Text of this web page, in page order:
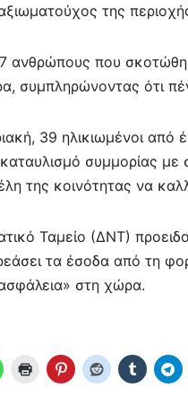
της
ανθρώπους που
συμπληρώνοντας ότι
39 ηλικιωμένοι από
συμμορίας με
της κοινότητας να
Ταμείο (ΔΝΤ)
τα έσοδα από τη
στη χώρα.